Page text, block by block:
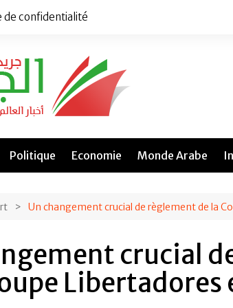
de confidentialité
Politique Economie Monde Arabe
Un changement crucial de règlement de la
crucial
Libertadores